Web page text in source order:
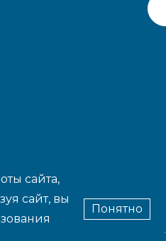
не являются публичной офертой.
сайта,
сайт, вы
Понятно